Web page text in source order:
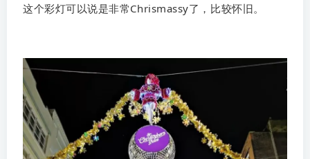
这个彩灯可以说是非常Chrismassy了，比较怀旧。